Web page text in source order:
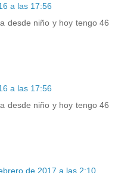
a las 17:56
desde niño y hoy tengo 46
a las 17:56
desde niño y hoy tengo 46
de 2017 a las 2:10